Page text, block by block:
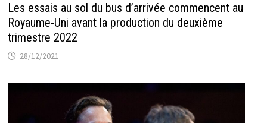
Les essais au sol du bus d’arrivée commencent au
Royaume-Uni avant la production du deuxième
trimestre 2022
28/12/2021